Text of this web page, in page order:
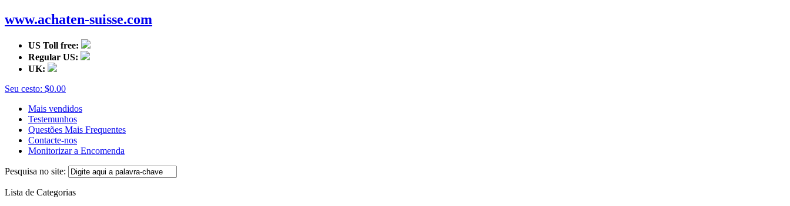
www.achaten-suisse.com
US Toll free:
Regular US:
UK:
Seu cesto: $0.00
Mais vendidos
Testemunhos
Questões Mais Frequentes
Contacte-nos
Monitorizar a Encomenda
Pesquisa no site:
Lista de Categorias